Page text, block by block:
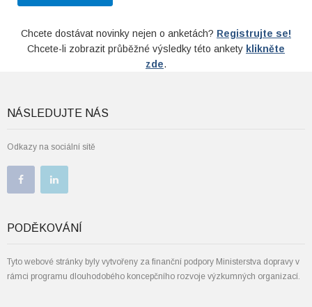
Chcete dostávat novinky nejen o anketách? Registrujte se!
Chcete-li zobrazit průběžné výsledky této ankety klikněte
zde.
NÁSLEDUJTE NÁS
Odkazy na sociální sítě
PODĚKOVÁNÍ
Tyto webové stránky byly vytvořeny za finanční podpory Ministerstva dopravy v
rámci programu dlouhodobého koncepčního rozvoje výzkumných organizací.